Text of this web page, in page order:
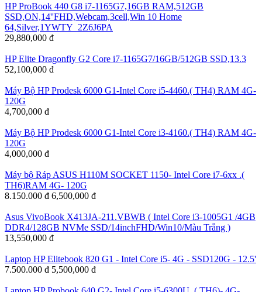
HP ProBook 440 G8 i7-1165G7,16GB RAM,512GB
SSD,ON,14''FHD,Webcam,3cell,Win 10 Home
64,Silver,1YWTY_2Z6J6PA
29,880,000 đ
HP Elite Dragonfly G2 Core i7-1165G7/16GB/512GB SSD,13.3
52,100,000 đ
Máy Bộ HP Prodesk 6000 G1-Intel Core i5-4460.( TH4) RAM 4G-
120G
4,700,000 đ
Máy Bộ HP Prodesk 6000 G1-Intel Core i3-4160.( TH4) RAM 4G-
120G
4,000,000 đ
Máy bộ Ráp ASUS H110M SOCKET 1150- Intel Core i7-6xx .(
TH6)RAM 4G- 120G
8.150.000 đ 6,500,000 đ
Asus VivoBook X413JA-211.VBWB ( Intel Core i3-1005G1 /4GB
DDR4/128GB NVMe SSD/14inchFHD/Win10/Màu Trắng )
13,550,000 đ
Laptop HP Elitebook 820 G1 - Intel Core i5- 4G - SSD120G - 12.5'
7.500.000 đ 5,500,000 đ